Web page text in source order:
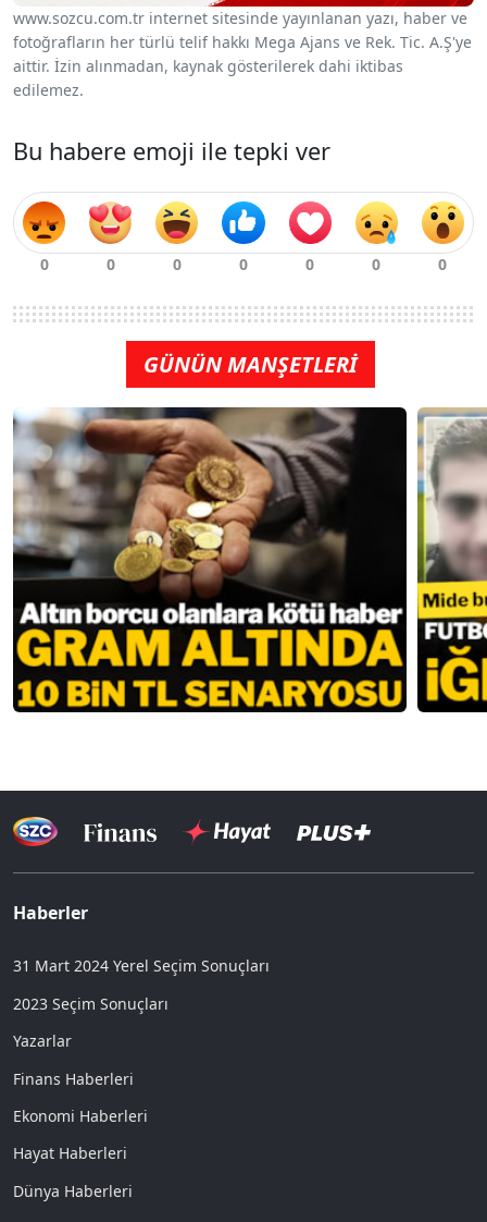
www.sozcu.com.tr internet sitesinde yayınlanan yazı, haber ve
fotoğrafların her türlü telif hakkı Mega Ajans ve Rek. Tic. A.Ş'ye
aittir. İzin alınmadan, kaynak gösterilerek dahi iktibas
edilemez.
Bu habere emoji ile tepki ver
GÜNÜN MANŞETLERİ
Haberler
31 Mart 2024 Yerel Seçim Sonuçları
2023 Seçim Sonuçları
Yazarlar
Finans Haberleri
Ekonomi Haberleri
Hayat Haberleri
Dünya Haberleri